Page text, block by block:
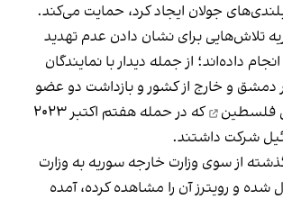
جولان ایجاد کرد، حمایت می‌کند.
تلاش‌هایی برای نشان‌ دادن عدم تهدید
داده‌اند؛ از جمله دیدار با نمایندگان
دمشق و خارج از کشور وبازداشت دو عضو
فلسطین
که در حمله هفتم اکتبر ۲۰۲۳
شرکت داشتند.
از سوی وزارت خارجه سوریه به وزارت
شده و رویترز آن را مشاهده کرده، آمده